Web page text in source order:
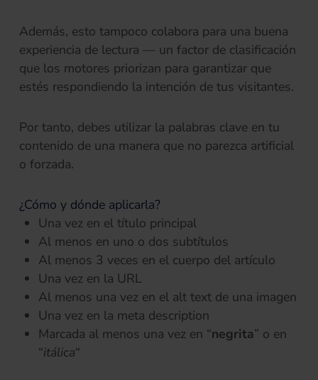
Además, esto tampoco colabora para una buena
experiencia de lectura — un factor de clasificación
que los motores priorizan para garantizar que
estés respondiendo la intención de tus visitantes.
Por tanto, debes utilizar la palabras clave en tu
contenido de una manera que no parezca artificial
o forzada.
¿Cómo y dónde aplicarla?
Una vez en el título principal
Al menos en uno o dos subtítulos
Al menos 3 veces en el cuerpo del artículo
Una vez en la URL
Al menos una vez en el alt text de una imagen
Una vez en la meta description
Marcada al menos una vez en “negrita” o en
“itálica“